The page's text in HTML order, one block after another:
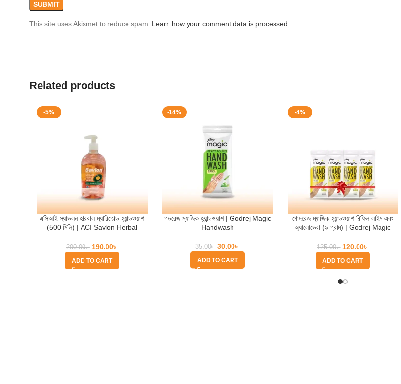
This site uses Akismet to reduce spam. Learn how your comment data is processed.
Related products
-5%
এসিআই স্যাভলন হারবাল ম্যারিগোল্ড হ্যান্ডওয়াশ
(500 মিলি) | ACI Savlon Herbal
200.00৳ 190.00৳
ADD TO CART
-14%
গডরেজ ম্যাজিক হ্যান্ডওয়াশ | Godrej Magic
Handwash
35.00৳ 30.00৳
ADD TO CART
-4%
গোদরেজ ম্যাজিক হ্যান্ডওয়াশ রিফিল লাইম এবং
অ্যালোভেরা (৯ গ্রাম) | Godrej Magic
125.00৳ 120.00৳
ADD TO CART